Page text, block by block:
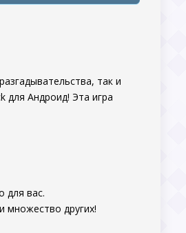
так и
для Андроид! Эта игра
для вас.
множество других!